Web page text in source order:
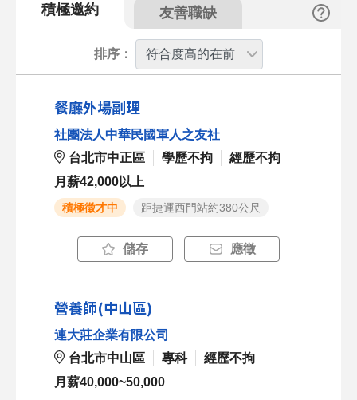
積極邀約 友善職缺
排序：
餐廳外場副理
社團法人中華民國軍人之友社
台北市中正區
學歷不拘
經歷不拘
月薪42,000以上
積極徵才中 距捷運西門站約380公尺
儲存 應徵
營養師(中山區)
連大莊企業有限公司
台北市中山區
專科
經歷不拘
月薪40,000~50,000